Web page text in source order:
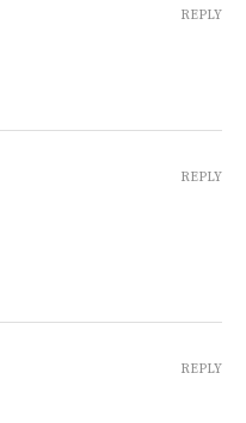
REPLY
REPLY
REPLY